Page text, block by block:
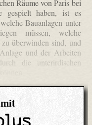
Räume von Paris bei
gespielt haben, ist es
Bauanlagen unter
müssen, welche
überwinden sind, und
und der Arbeiten
die unterirdischen